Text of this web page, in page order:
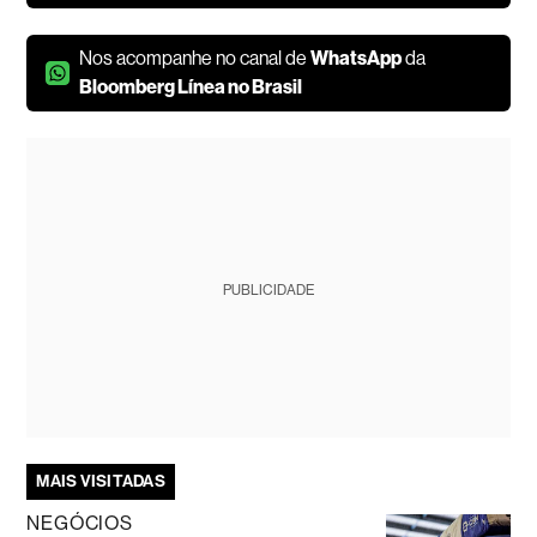
Nos acompanhe no canal deWhatsAppda
Bloomberg Línea no Brasil
PUBLICIDADE
MAIS VISITADAS
NEGÓCIOS